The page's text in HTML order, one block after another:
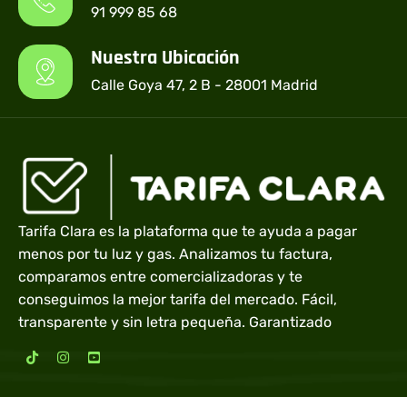
91 999 85 68
Nuestra Ubicación
Calle Goya 47, 2 B - 28001 Madrid
Tarifa Clara es la plataforma que te ayuda a pagar
menos por tu luz y gas. Analizamos tu factura,
comparamos entre comercializadoras y te
conseguimos la mejor tarifa del mercado. Fácil,
transparente y sin letra pequeña. Garantizado